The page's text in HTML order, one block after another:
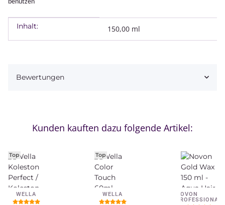
benutzen
Produkteigenschaft
Wert
Inhalt: 150,00 ml
Bewertungen
Kunden kauften dazu folgende Artikel:
Top
WELLA
Top
WELLA
NOVON
PROFESSIONAL